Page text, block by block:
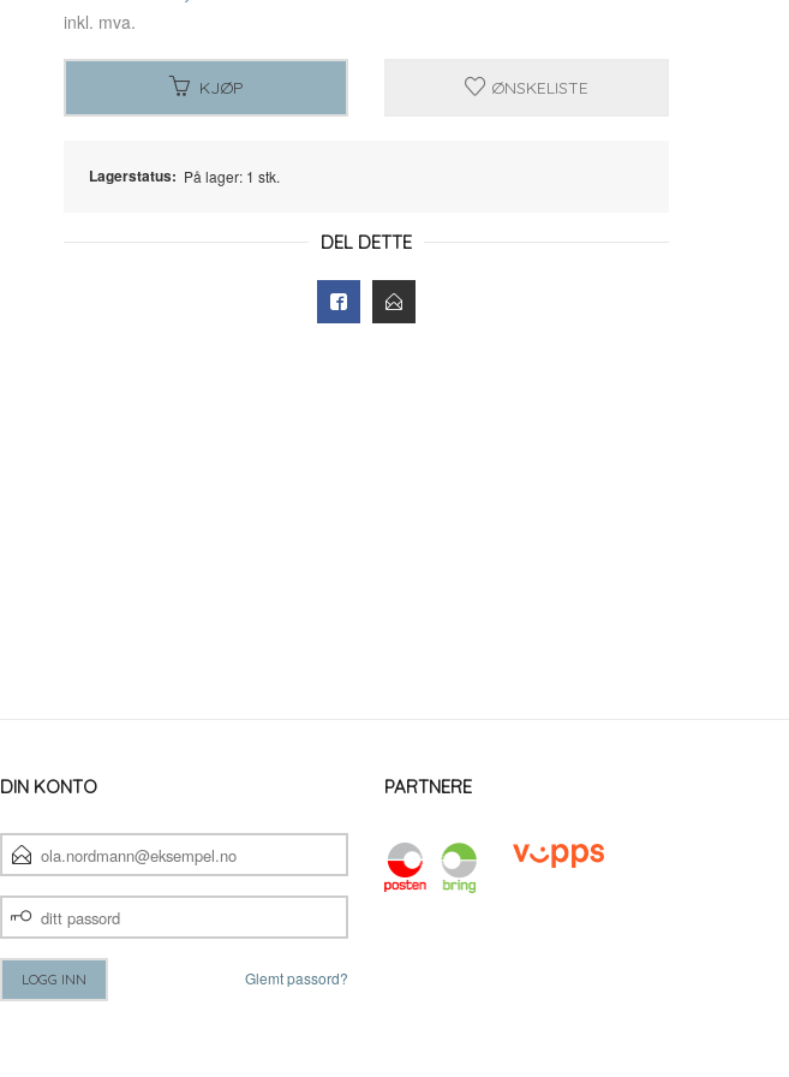
inkl. mva.
KJØP ØNSKELISTE
Lagerstatus: På lager: 1 stk.
DEL DETTE
DIN KONTO
POSTADRESSE
PASSORD
Glemt passord?
PARTNERE